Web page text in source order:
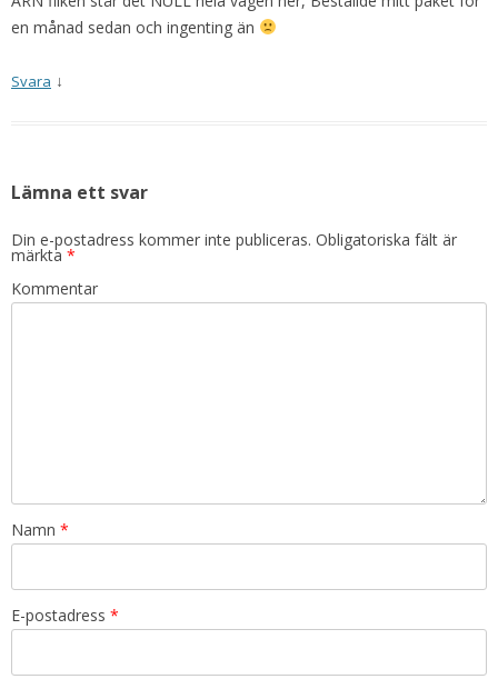
en månad sedan och ingenting än
Svara ↓
Lämna ett svar
Din e-postadress kommer inte publiceras. Obligatoriska fält är
märkta *
Kommentar
Namn *
E-postadress *